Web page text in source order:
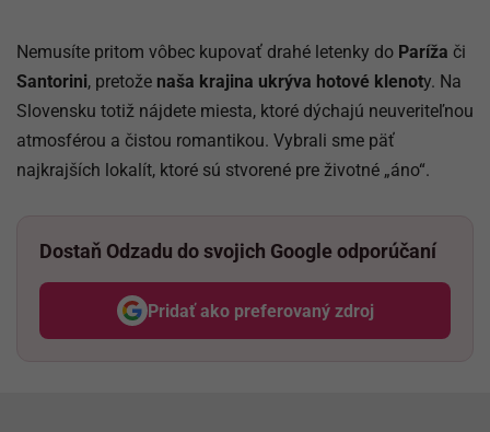
Nemusíte pritom vôbec kupovať drahé letenky do Paríža či
Santorini, pretože naša krajina ukrýva hotové klenoty. Na
Slovensku totiž nájdete miesta, ktoré dýchajú neuveriteľnou
atmosférou a čistou romantikou. Vybrali sme päť
najkrajších lokalít, ktoré sú stvorené pre životné „áno“.
Dostaň Odzadu do svojich Google odporúčaní
Pridať ako preferovaný zdroj
Odzadu, odkaz sa otvorí v